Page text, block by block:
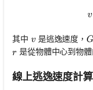
v
其中 v
v 是逃逸速度， G
r
r 是從物體中心到物體
線上逃逸速度計